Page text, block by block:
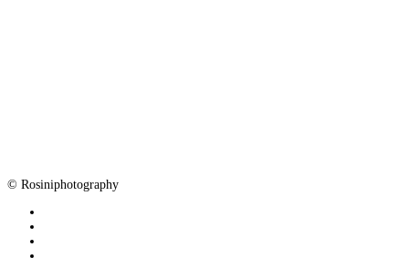
© Rosiniphotography